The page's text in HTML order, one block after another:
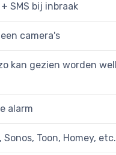
SMS bij inbraak
camera's
kan gezien worden
alarm
Toon, Homey, etc.